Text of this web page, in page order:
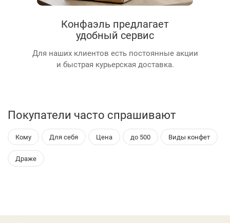
Конфаэль предлагает
удобный сервис
Для наших клиентов есть постоянные акции
и быстрая курьерская доставка.
Покупатели часто спрашивают
Кому Для себя Цена до 500 Виды конфет
Драже